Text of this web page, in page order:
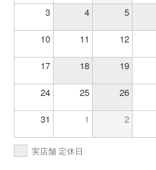
3 4 5
10 11 12
17 18 19
24 25 26
31 1 2
実店舗 定休日